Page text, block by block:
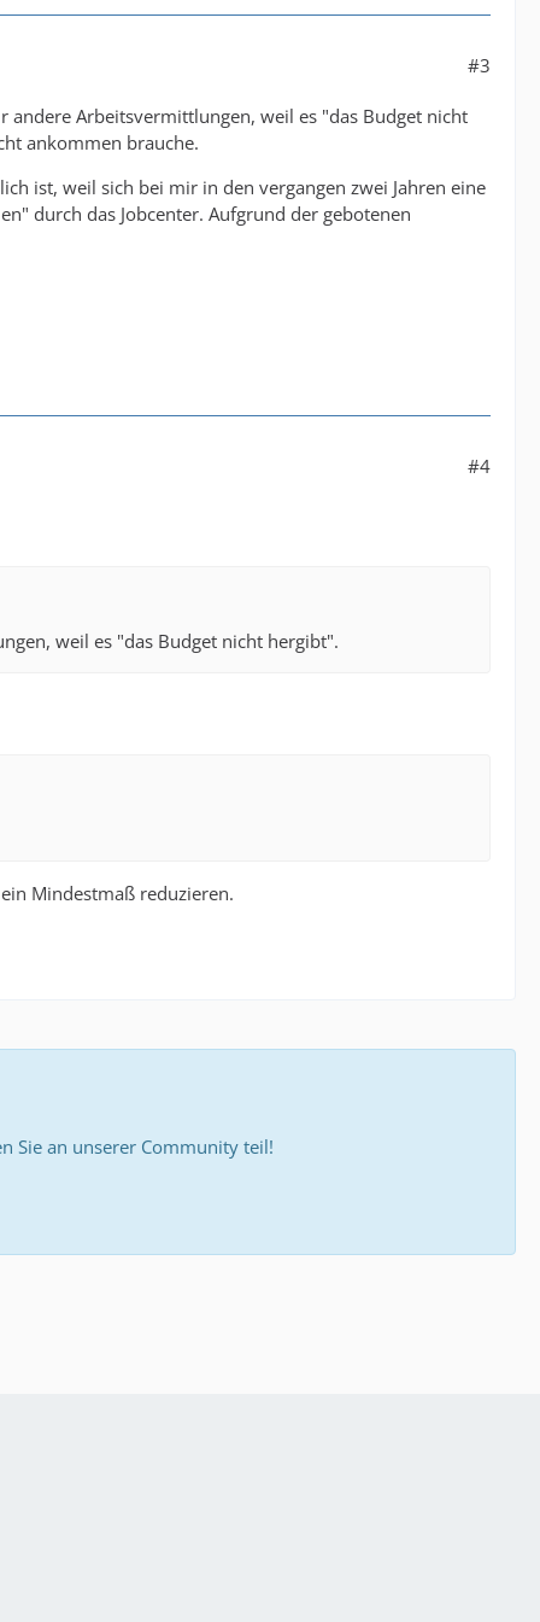
#3
Arbeitsvermittlungen, weil es "das Budget nicht
ankommen brauche.
ist, weil sich bei mir in den vergangen zwei Jahren eine
durch das Jobcenter. Aufgrund der gebotenen
#4
weil es "das Budget nicht hergibt".
Mindestmaß reduzieren.
Sie an unserer Community teil!